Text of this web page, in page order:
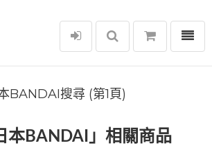
選單
BANDAI搜尋 (第1頁)
本BANDAI」相關商品